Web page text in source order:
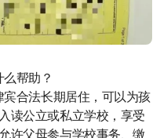
么帮助？
宾合法长期居住，可以为孩
读公立或私立学校，享受